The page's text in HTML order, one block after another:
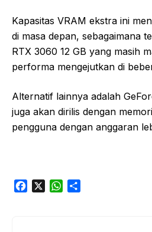
Kapasitas VRAM ekstra ini
di masa depan, sebagaimana
RTX 3060 12 GB yang masih
performa mengejutkan di
Alternatif lainnya adalah
juga akan dirilis dengan
pengguna dengan anggaran
W